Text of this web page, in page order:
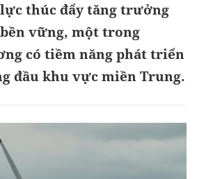
thúc đẩy tăng trưởng
vững, một trong
có tiềm năng phát triển
đầu khu vực miền Trung.